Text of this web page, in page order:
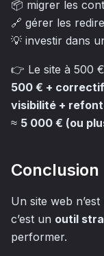
📦 migrer les
🔗 gérer les
💡 investir dans
👉 Le site à 500
500 € +
visibilité +
≈ 5 000 € (ou
Conclusion
Un site web
c’est un outil
performer.